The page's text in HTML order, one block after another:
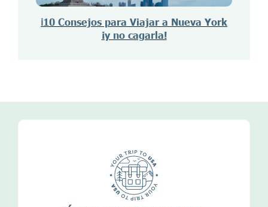
ℹ️10 Consejos para Viajar a Nueva York
¡y no cagarla!